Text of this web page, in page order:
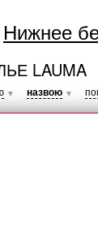
Нижнее
LAUMA
▼ назвою ▼